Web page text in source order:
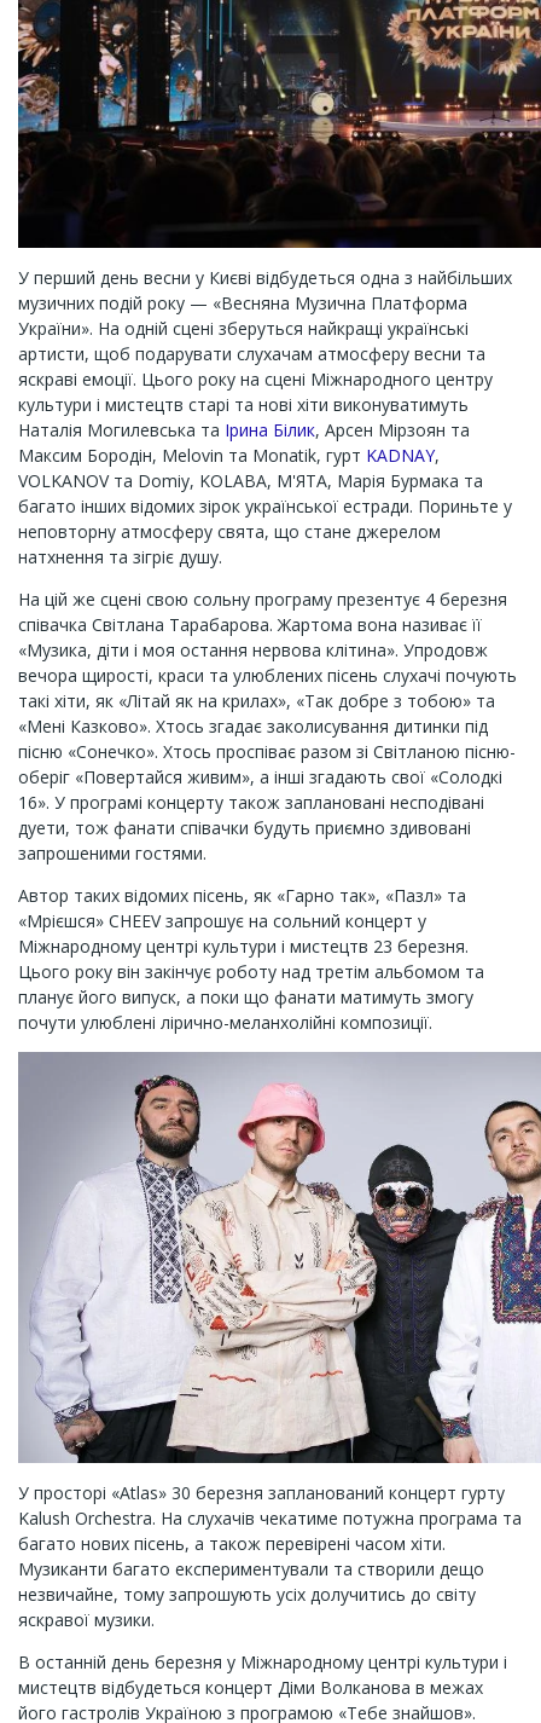
У перший день весни у Києві відбудеться одна з найбільших
музичних подій року — «Весняна Музична Платформа
України». На одній сцені зберуться найкращі українські
артисти, щоб подарувати слухачам атмосферу весни та
яскраві емоції. Цього року на сцені Міжнародного центру
культури і мистецтв старі та нові хіти виконуватимуть
Наталія Могилевська та Ірина Білик, Арсен Мірзоян та
Максим Бородін, Melovin та Monatik, гурт KADNAY,
VOLKANOV та Domiy, KOLABA, М'ЯТА, Марія Бурмака та
багато інших відомих зірок української естради. Пориньте у
неповторну атмосферу свята, що стане джерелом
натхнення та зігріє душу.
На цій же сцені свою сольну програму презентує 4 березня
співачка Світлана Тарабарова. Жартома вона називає її
«Музика, діти і моя остання нервова клітина». Упродовж
вечора щирості, краси та улюблених пісень слухачі почують
такі хіти, як «Літай як на крилах», «Так добре з тобою» та
«Мені Казково». Хтось згадає заколисування дитинки під
пісню «Сонечко». Хтось проспіває разом зі Світланою пісню-
оберіг «Повертайся живим», а інші згадають свої «Солодкі
16». У програмі концерту також заплановані несподівані
дуети, тож фанати співачки будуть приємно здивовані
запрошеними гостями.
Автор таких відомих пісень, як «Гарно так», «Пазл» та
«Мрієшся» CHEEV запрошує на сольний концерт у
Міжнародному центрі культури і мистецтв 23 березня.
Цього року він закінчує роботу над третім альбомом та
планує його випуск, а поки що фанати матимуть змогу
почути улюблені лірично-меланхолійні композиції.
У просторі «Atlas» 30 березня запланований концерт гурту
Kalush Orchestra. На слухачів чекатиме потужна програма та
багато нових пісень, а також перевірені часом хіти.
Музиканти багато експериментували та створили дещо
незвичайне, тому запрошують усіх долучитись до світу
яскравої музики.
В останній день березня у Міжнародному центрі культури і
мистецтв відбудеться концерт Діми Волканова в межах
його гастролів Україною з програмою «Тебе знайшов».